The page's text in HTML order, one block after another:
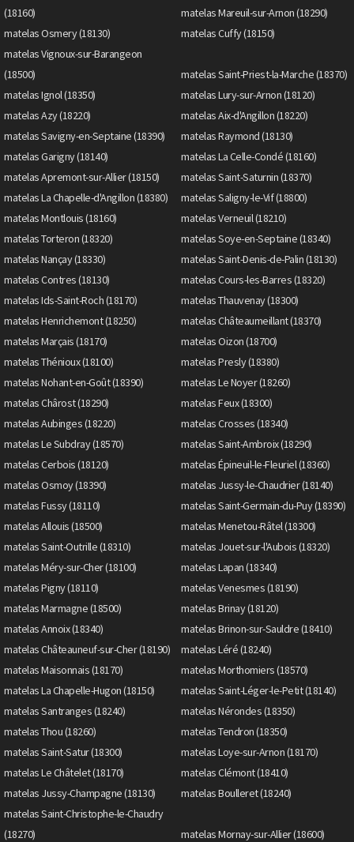
(18160)
matelas Mareuil-sur-Arnon (18290)
matelas Osmery (18130)
matelas Cuffy (18150)
matelas Vignoux-sur-Barangeon
(18500)
matelas Saint-Priest-la-Marche (18370)
matelas Ignol (18350)
matelas Lury-sur-Arnon (18120)
matelas Azy (18220)
matelas Aix-d'Angillon (18220)
matelas Savigny-en-Septaine (18390)
matelas Raymond (18130)
matelas Garigny (18140)
matelas La Celle-Condé (18160)
matelas Apremont-sur-Allier (18150)
matelas Saint-Saturnin (18370)
matelas La Chapelle-d'Angillon (18380)
matelas Saligny-le-Vif (18800)
matelas Montlouis (18160)
matelas Verneuil (18210)
matelas Torteron (18320)
matelas Soye-en-Septaine (18340)
matelas Nançay (18330)
matelas Saint-Denis-de-Palin (18130)
matelas Contres (18130)
matelas Cours-les-Barres (18320)
matelas Ids-Saint-Roch (18170)
matelas Thauvenay (18300)
matelas Henrichemont (18250)
matelas Châteaumeillant (18370)
matelas Marçais (18170)
matelas Oizon (18700)
matelas Thénioux (18100)
matelas Presly (18380)
matelas Nohant-en-Goût (18390)
matelas Le Noyer (18260)
matelas Chârost (18290)
matelas Feux (18300)
matelas Aubinges (18220)
matelas Crosses (18340)
matelas Le Subdray (18570)
matelas Saint-Ambroix (18290)
matelas Cerbois (18120)
matelas Épineuil-le-Fleuriel (18360)
matelas Osmoy (18390)
matelas Jussy-le-Chaudrier (18140)
matelas Fussy (18110)
matelas Saint-Germain-du-Puy (18390)
matelas Allouis (18500)
matelas Menetou-Râtel (18300)
matelas Saint-Outrille (18310)
matelas Jouet-sur-l'Aubois (18320)
matelas Méry-sur-Cher (18100)
matelas Lapan (18340)
matelas Pigny (18110)
matelas Venesmes (18190)
matelas Marmagne (18500)
matelas Brinay (18120)
matelas Annoix (18340)
matelas Brinon-sur-Sauldre (18410)
matelas Châteauneuf-sur-Cher (18190)
matelas Léré (18240)
matelas Maisonnais (18170)
matelas Morthomiers (18570)
matelas La Chapelle-Hugon (18150)
matelas Saint-Léger-le-Petit (18140)
matelas Santranges (18240)
matelas Nérondes (18350)
matelas Thou (18260)
matelas Tendron (18350)
matelas Saint-Satur (18300)
matelas Loye-sur-Arnon (18170)
matelas Le Châtelet (18170)
matelas Clémont (18410)
matelas Jussy-Champagne (18130)
matelas Boulleret (18240)
matelas Saint-Christophe-le-Chaudry
(18270)
matelas Mornay-sur-Allier (18600)